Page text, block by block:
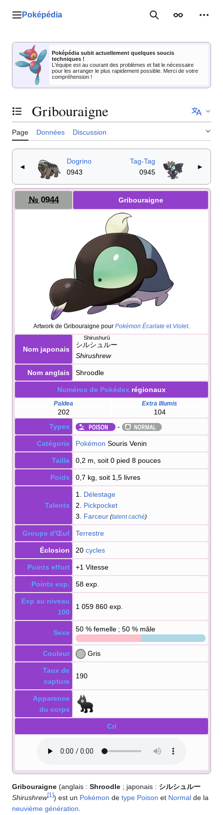
Menu principal
Poképédia RechercherApparence
Poképédia subit actuellement quelques soucis
techniques !
L'équipe est au courant des problèmes et fait le nécessaire
pour les arranger le plus rapidement possible. Merci de votre
compréhension !
Basculer la table des matières
Gribouraigne
Page Données Discussion
◄
Dogrino
0943
Tag-Tag
0945
►
№ 0944 Gribouraigne
Artwork de Gribouraigne pour Pokémon Écarlate et Violet.
Nom japonais
シルシュルー
Shirushurū
Shirushrew
Nom anglais Shroodle
Numéros de Pokédex régionaux
Paldea Extra Illumis
202
104
Types
-
Catégorie Pokémon Souris Venin
Taille 0,2 m, soit 0 pied 8 pouces
Poids 0,7 kg, soit 1,5 livres
Talents
1. Délestage
2. Pickpocket
3. Farceur (talent caché)
Groupe d'Œuf Terrestre
Éclosion 20 cycles
Points effort +1 Vitesse
Points exp. 58 exp.
Exp au niveau
100
1 059 860 exp.
Sexe 50 % femelle ; 50 % mâle
Couleur Gris
Taux de
capture
190
Apparence
du corps
Cri
Gribouraigne (anglais : Shroodle ; japonais : シルシュルー
Shirushrew[1 ]) est un Pokémon de type Poison et Normal de la
neuvième génération